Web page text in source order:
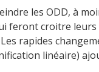
les ODD, à
feront croitre leurs
rapides
linéaire)